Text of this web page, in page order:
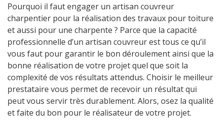
Pourquoi il faut engager un artisan couvreur
charpentier pour la réalisation des travaux pour toiture
et aussi pour une charpente ? Parce que la capacité
professionnelle d’un artisan couvreur est tous ce qu’il
vous faut pour garantir le bon déroulement ainsi que la
bonne réalisation de votre projet quel que soit la
complexité de vos résultats attendus. Choisir le meilleur
prestataire vous permet de recevoir un résultat qui
peut vous servir très durablement. Alors, osez la qualité
et faite du bon pour le réalisateur de votre projet.